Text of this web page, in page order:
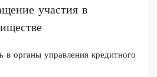
участия в
в органы управления кредитного